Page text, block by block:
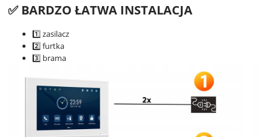
✅ BARDZO ŁATWA INSTALACJA
1️⃣ zasilacz
2️⃣ furtka
3️⃣ brama